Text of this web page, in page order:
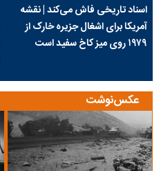
اسناد تاریخی فاش می‌کند | نقشه
آمریکا برای اشغال جزیره خارک از
۱۹۷۹ روی میز کاخ سفید است
عکس‌نوشت